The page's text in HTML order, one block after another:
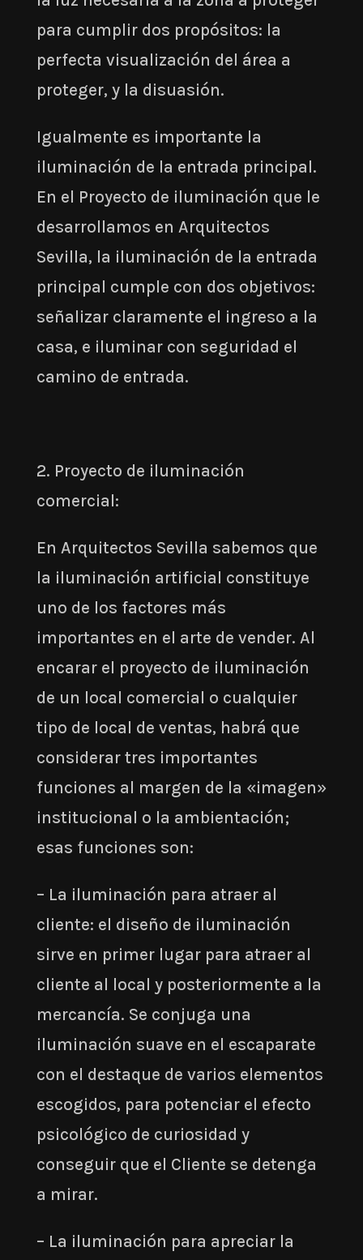
para cumplir dos propósitos: la
perfecta visualización del área a
proteger, y la disuasión.
Igualmente es importante la
iluminación de la entrada principal.
En el Proyecto de iluminación que le
desarrollamos en Arquitectos
Sevilla, la iluminación de la entrada
principal cumple con dos objetivos:
señalizar claramente el ingreso a la
casa, e iluminar con seguridad el
camino de entrada.
2. Proyecto de iluminación
comercial:
En Arquitectos Sevilla sabemos que
la iluminación artificial constituye
uno de los factores más
importantes en el arte de vender. Al
encarar el proyecto de iluminación
de un local comercial o cualquier
tipo de local de ventas, habrá que
considerar tres importantes
funciones al margen de la «imagen»
institucional o la ambientación;
esas funciones son:
– La iluminación para atraer al
cliente: el diseño de iluminación
sirve en primer lugar para atraer al
cliente al local y posteriormente a la
mercancía. Se conjuga una
iluminación suave en el escaparate
con el destaque de varios elementos
escogidos, para potenciar el efecto
psicológico de curiosidad y
conseguir que el Cliente se detenga
a mirar.
– La iluminación para apreciar la